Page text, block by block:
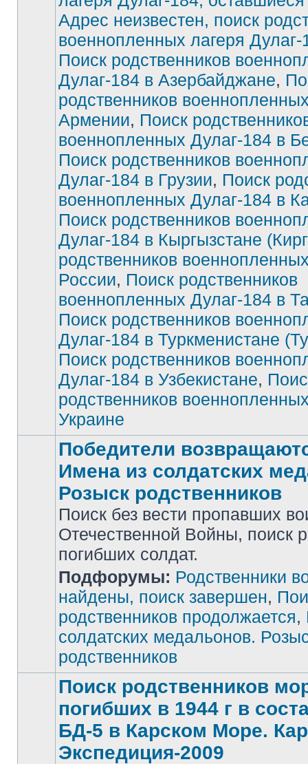
Нет
сообщений
Адрес неизвестен, поиск
военнопленных лагеря
Поиск родственников
Дулаг-184 в Азербайджане,
родственников
Армении, Поиск
военнопленных Дулаг-184 в
Поиск родственников
Дулаг-184 в Грузии, Поиск
военнопленных Дулаг-184 в
Поиск родственников
Дулаг-184 в Кыргызстане
родственников
России, Поиск родственников
военнопленных Дулаг-184 в
Поиск родственников
Дулаг-184 в Туркменистане
Поиск родственников
Дулаг-184 в Узбекистане,
родственников
Украине
непрочитанных
сообщений
Победители
Имена из солдатских
Розыск родственников
Поиск без вести пропавших
Отечественной Войны, поиск
погибших солдат.
Подфорумы: Родственники
найдены, поиск завершен,
родственников продолжается,
солдатских медальонов.
родственников
Поиск родственников
погибших в 1944 г в
БД-5 в Карском Море.
Экспедиция-2009